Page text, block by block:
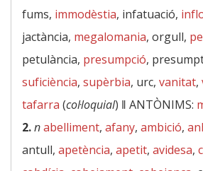
fums, immodèstia, infatuació,
jactància, megalomania, orgull,
petulància, presumpció,
suficiència, supèrbia, urc, vanitat,
tafarra (col·loquial) ‖ ANTÒNIMS:
2.nabelliment, afany, ambició,
antull, apetència, apetit, avidesa,